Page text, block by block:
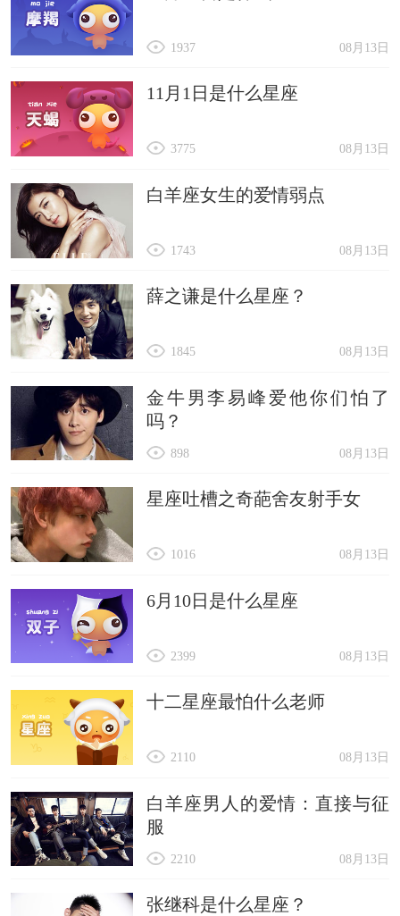
08月13日
1937
11月1日是什么星座
08月13日
3775
白羊座女生的爱情弱点
08月13日
1743
薛之谦是什么星座？
08月13日
1845
金牛男李易峰爱他你们怕了
吗？
08月13日
898
星座吐槽之奇葩舍友射手女
08月13日
1016
6月10日是什么星座
08月13日
2399
十二星座最怕什么老师
08月13日
2110
白羊座男人的爱情：直接与征
服
08月13日
2210
张继科是什么星座？